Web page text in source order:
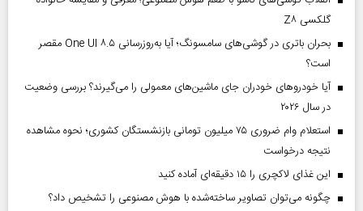
گلکسی Z۸
بحران باتری در گوشی‌های سامسونگ؛ آیا به‌روزرسانی One UI ۸.۵ مقصر
است؟
آیا خودروهای خودران جای ماشین‌های معمولی را می‌گیرند؟ بررسی وضعیت
در سال ۲۰۲۶
استعلام وام ضروری ۷۵ میلیون تومانی بازنشستگان کشوری؛ نحوه مشاهده
نتیجه درخواست
این غذای لاکچری را ۱۵ دقیقه‌ای آماده کنید
چگونه می‌توان تصاویر ساخته‌شده با هوش مصنوعی را تشخیص داد؟